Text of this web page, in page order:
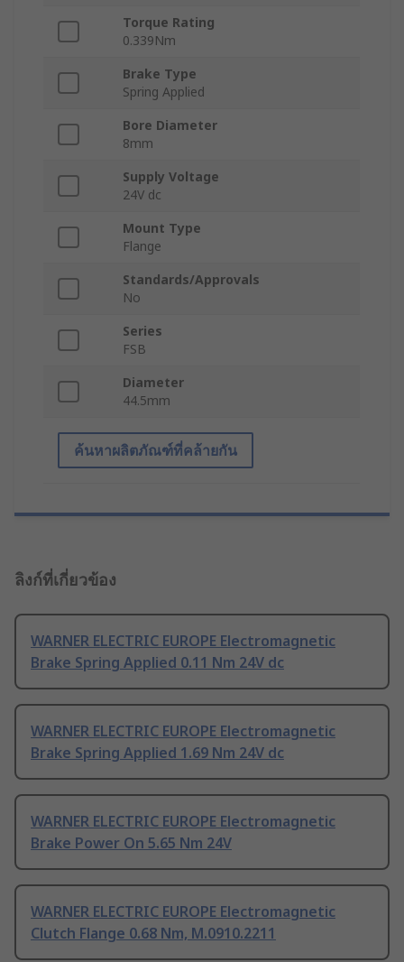
Torque Rating
0.339Nm
Brake Type
Spring Applied
Bore Diameter
8mm
Supply Voltage
24V dc
Mount Type
Flange
Standards/Approvals
No
Series
FSB
Diameter
44.5mm
ค้นหาผลิตภัณฑ์ที่คล้ายกัน
ลิงก์ที่เกี่ยวข้อง
WARNER ELECTRIC EUROPE Electromagnetic
Brake Spring Applied 0.11 Nm 24V dc
WARNER ELECTRIC EUROPE Electromagnetic
Brake Spring Applied 1.69 Nm 24V dc
WARNER ELECTRIC EUROPE Electromagnetic
Brake Power On 5.65 Nm 24V
WARNER ELECTRIC EUROPE Electromagnetic
Clutch Flange 0.68 Nm, M.0910.2211